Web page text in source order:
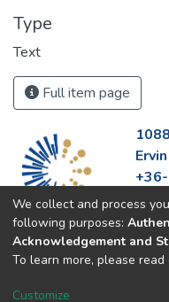
Type
Text
Full item page
We collect and process
following purposes:
Acknowledgement and
To learn more, please read
Customize